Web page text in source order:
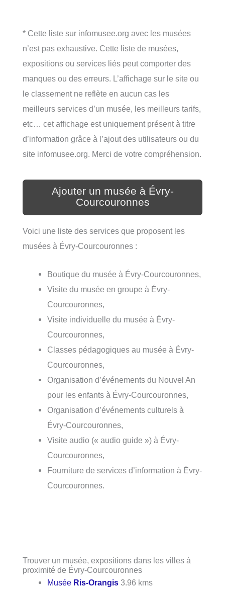
* Cette liste sur infomusee.org avec les musées
n’est pas exhaustive. Cette liste de musées,
expositions ou services liés peut comporter des
manques ou des erreurs. L’affichage sur le site ou
le classement ne reflète en aucun cas les
meilleurs services d’un musée, les meilleurs tarifs,
etc… cet affichage est uniquement présent à titre
d’information grâce à l’ajout des utilisateurs ou du
site infomusee.org. Merci de votre compréhension.
Ajouter un musée à Évry-
Courcouronnes
Voici une liste des services que proposent les
musées à Évry-Courcouronnes :
Boutique du musée à Évry-Courcouronnes,
Visite du musée en groupe à Évry-
Courcouronnes,
Visite individuelle du musée à Évry-
Courcouronnes,
Classes pédagogiques au musée à Évry-
Courcouronnes,
Organisation d’événements du Nouvel An
pour les enfants à Évry-Courcouronnes,
Organisation d’événements culturels à
Évry-Courcouronnes,
Visite audio (« audio guide ») à Évry-
Courcouronnes,
Fourniture de services d’information à Évry-
Courcouronnes.
Trouver un musée, expositions dans les villes à
proximité de Évry-Courcouronnes
Musée Ris-Orangis 3.96 kms